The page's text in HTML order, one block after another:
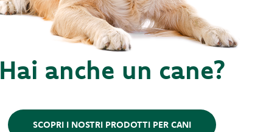
Hai anche un cane?
SCOPRI I NOSTRI PRODOTTI PER CANI